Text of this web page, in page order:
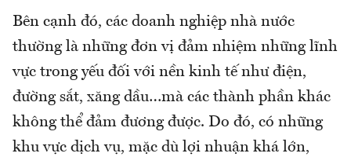
Bên cạnh đó, các doanh nghiệp nhà nước
thường là những đơn vị đảm nhiệm những lĩnh
vực trong yếu đối với nền kinh tế như điện,
đường sắt, xăng dầu…mà các thành phần khác
không thể đảm đương được. Do đó, có những
khu vực dịch vụ, mặc dù lợi nhuận khá lớn,